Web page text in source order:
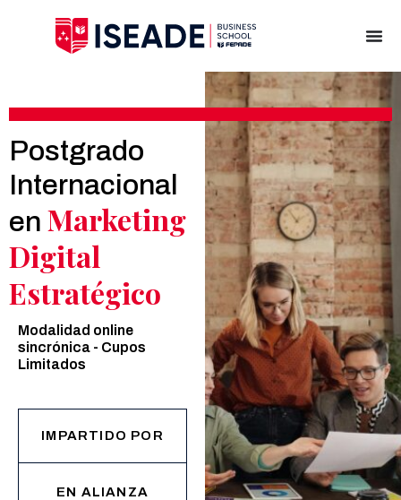
Postgrado
Internacional
en Marketing
Digital
Estratégico
Modalidad online
sincrónica - Cupos
Limitados
IMPARTIDO POR
EN ALIANZA